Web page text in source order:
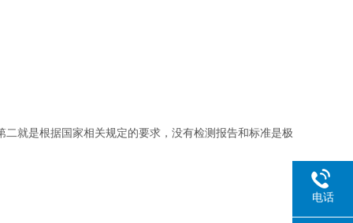
就是根据国家相关规定的要求，没有检测报告和标准是极
电话